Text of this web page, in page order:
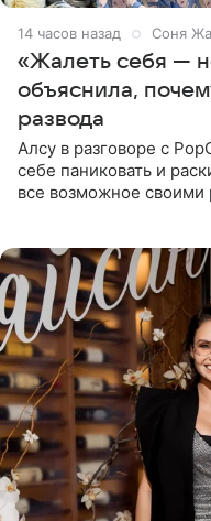
14 часов назад Соня
«Жалеть себя —
объяснила,
развода
Алсу в разговоре с
себе паниковать и
все возможное своими